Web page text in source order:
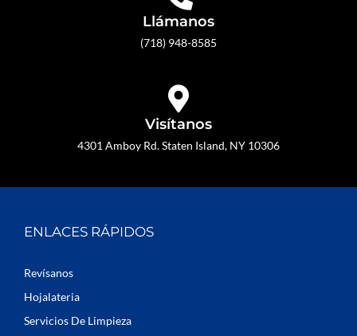
Llámanos
(718) 948-8585
Visítanos
4301 Amboy Rd. Staten Island, NY 10306
ENLACES RÁPIDOS
Revísanos
Hojalateria
Servicios De Limpieza